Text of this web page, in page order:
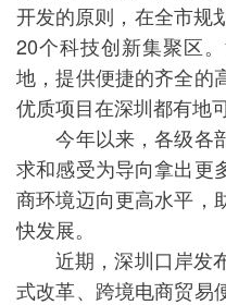
开发的原则，在全市规
20个科技创新集聚区
地，提供便捷的齐全的
优质项目在深圳都有地可
今年以来，各级各
求和感受为导向拿出更
商环境迈向更高水平，
快发展。
近期，深圳口岸发
式改革、跨境电商贸易